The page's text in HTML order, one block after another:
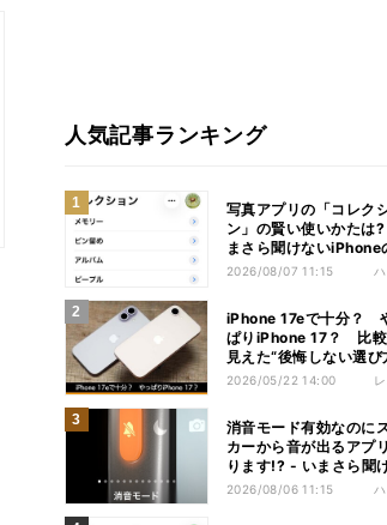
人気記事ランキング
写真アプリの「コレク
ン」の賢い使いかたは
まさら聞けないiPhone
ぜ
2026/08/07 11:15
iPhone 17eで十分？
ぱりiPhone 17？ 比較
見えた“後悔しない選び
2026/05/22 14:00
消音モード有効なのに
カーから音が出るアプ
ります!? - いまさら聞
iPhoneのなぜ
2026/08/06 11:15